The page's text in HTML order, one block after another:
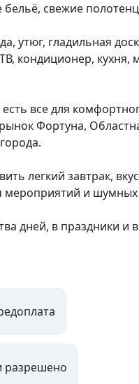
свежие
утюг, гладильная
кондиционер, кухня,
все для
Фоpтунa,
легкий завтрак,
мероприятий и
дней, в праздники
разрешено